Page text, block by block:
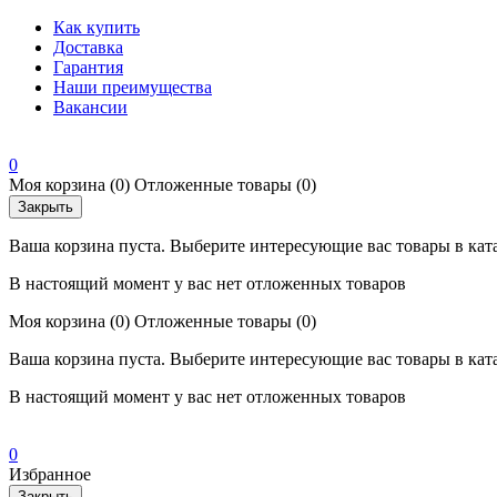
Как купить
Доставка
Гарантия
Наши преимущества
Вакансии
0
Моя корзина (0) Отложенные товары (0)
Закрыть
Ваша корзина пуста. Выберите интересующие вас товары в
В настоящий момент у вас нет отложенных товаров
Моя корзина (0) Отложенные товары (0)
Ваша корзина пуста. Выберите интересующие вас товары в
В настоящий момент у вас нет отложенных товаров
0
Избранное